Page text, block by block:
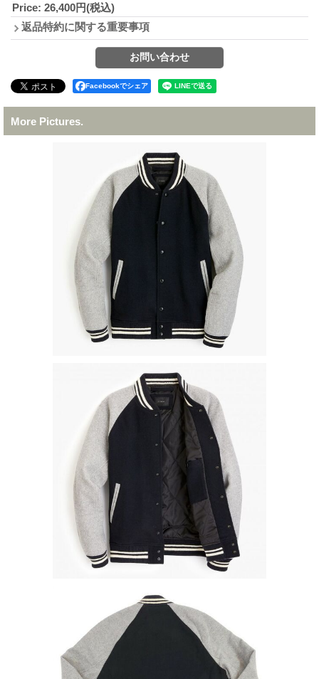
Price: 26,400円(税込)
返品特約に関する重要事項
Facebookでシェア
More Pictures.